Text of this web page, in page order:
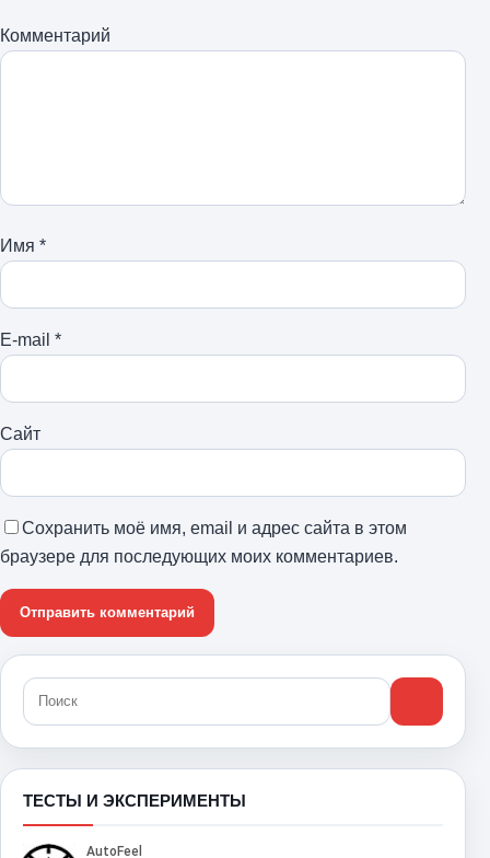
Комментарий
Имя *
E-mail *
Сайт
Сохранить моё имя, email и адрес сайта в этом
браузере для последующих моих комментариев.
ТЕСТЫ И ЭКСПЕРИМЕНТЫ